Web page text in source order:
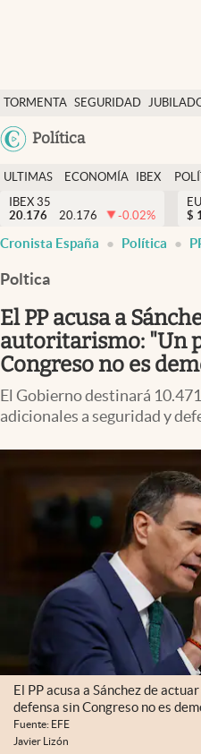
TORMENTA SEGURIDAD
Política
Economía y finanzas
Política
Actualidad
Criptomonedas
España
ULTIMAS
NOTICIAS
ECONOMÍA
FINANZAS
IBEX
EURO
IBEX 35
20.176
20.176 -0.02%
$
Cronista España Política
Poltica
El PP acusa a
autoritarismo: "Un
Congreso no es
El Gobierno destinará
adicionales a seguridad y
El PP acusa a Sánchez de
defensa sin Congreso no es
Fuente: EFE
Javier Lizón